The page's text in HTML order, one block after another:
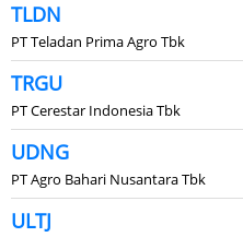
TLDN
PT Teladan Prima Agro Tbk
TRGU
PT Cerestar Indonesia Tbk
UDNG
PT Agro Bahari Nusantara Tbk
ULTJ